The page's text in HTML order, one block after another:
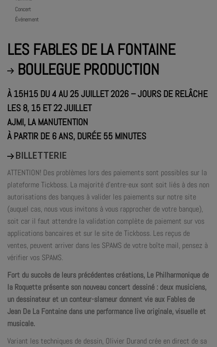
Concert
Événement
LES FABLES DE LA FONTAINE
BOULEGUE PRODUCTION
À 15H15 DU 4 AU 25 JUILLET 2026 – JOURS DE RELÂCHE
LES 8, 15 ET 22 JUILLET
AJMI, LA MANUTENTION
À PARTIR DE 6 ANS, DURÉE 55 MINUTES
BILLETTERIE
ATTENTION! Des problèmes lors des paiements sont possibles sur la
plateforme Tickboss. La majorité d’entre-eux sont soit liés à des non
autorisations des banques à valider les paiements sur notre site
(auquel cas, nous vous invitons à vous rapprocher de votre banque),
soit car il faut attendre la validation complète de paiement sur vos
applications bancaires et sur le site de Tickboss. Les reçus de
ventes, peuvent arriver dans les SPAMS de votre boîte mail, pensez à
vérifier vos SPAMS.
Fort du succès de leurs précédentes créations, Le Philharmonique de
la Roquette présente son nouveau concert dessiné : deux musiciens,
un dessinateur et un conteur-slameur donnent vie aux Fables de
Jean De La Fontaine dans une performance live originale, visuelle et
musicale.
Variant les techniques de dessin, Olivier Durand crée en direct de sa